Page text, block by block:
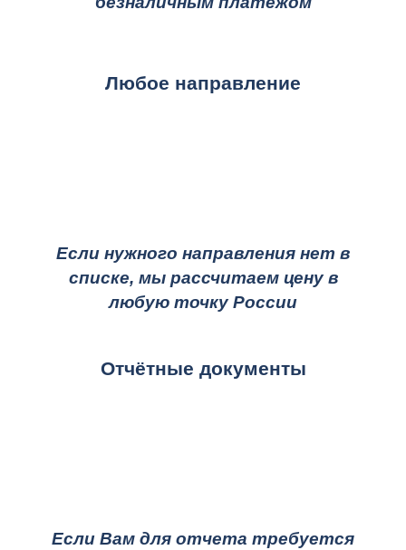
Любое направление
Если нужного направления нет в
списке, мы рассчитаем цену в
любую точку России
Отчётные документы
Если Вам для отчета требуется